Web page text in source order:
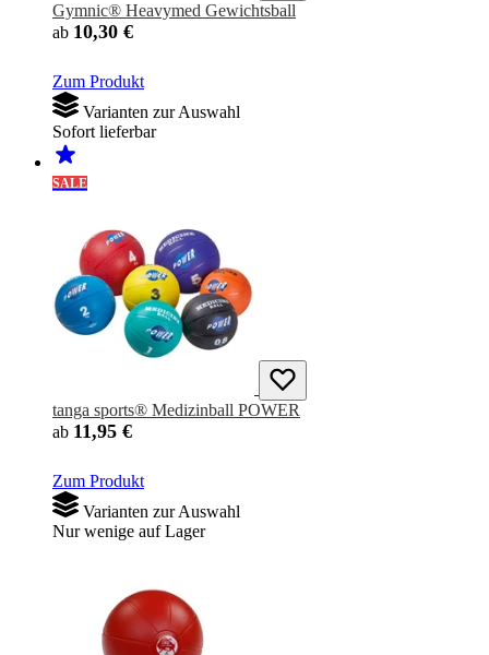
Gymnic® Heavymed Gewichtsball
ab 10,30 €
Zum Produkt
Varianten zur Auswahl
Sofort lieferbar
SALE
tanga sports® Medizinball POWER
ab 11,95 €
Zum Produkt
Varianten zur Auswahl
Nur wenige auf Lager